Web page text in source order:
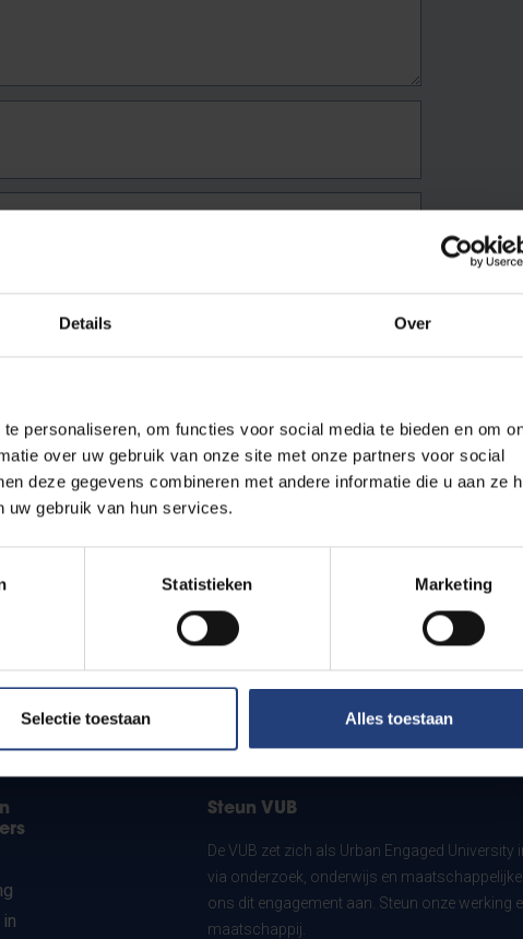
Details Over
personaliseren, om functies voor social media te bieden en om
over uw gebruik van onze site met onze partners voor social
deze gegevens combineren met andere informatie die u aan ze
uw gebruik van hun services.
Statistieken Marketing
Selectie toestaan Alles toestaan
je de fout zag.
aan-de-vub/alle-opleidingen
Steun VUB
De VUB zet zich als Urban Engaged University
via onderzoek, onderwijs en
ons dit engagement aan. Steun onze werking
maatschappij.